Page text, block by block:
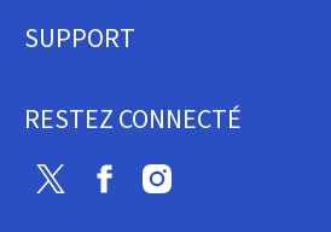
page
SUPPORT
RESTEZ CONNECTÉ
Twitter Facebook